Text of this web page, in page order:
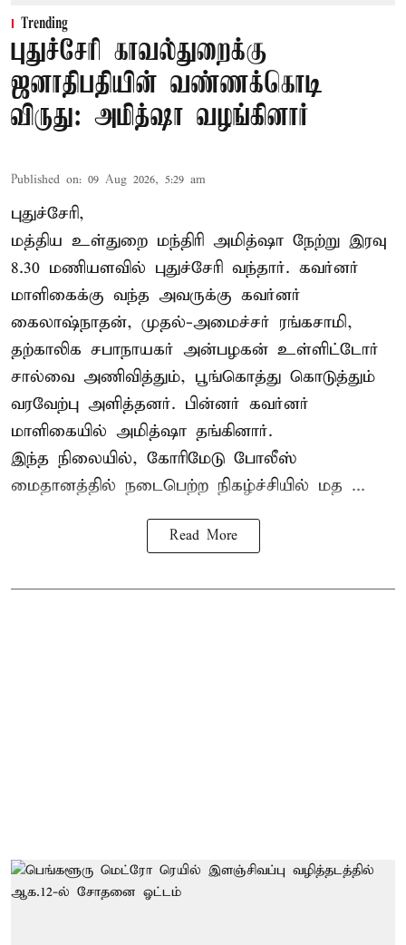
Trending
புதுச்சேரி காவல்துறைக்கு
ஜனாதிபதியின் வண்ணக்கொடி
விருது: அமித்ஷா வழங்கினார்
Published on: 09 Aug 2026, 5:29 am
புதுச்சேரி,
மத்திய உள்துறை மந்திரி அமித்ஷா நேற்று இரவு
8.30 மணியளவில் புதுச்சேரி வந்தார். கவர்னர்
மாளிகைக்கு வந்த அவருக்கு கவர்னர்
கைலாஷ்நாதன், முதல்-அமைச்சர் ரங்கசாமி,
தற்காலிக சபாநாயகர் அன்பழகன் உள்ளிட்டோர்
சால்வை அணிவித்தும், பூங்கொத்து கொடுத்தும்
வரவேற்பு அளித்தனர். பின்னர் கவர்னர்
மாளிகையில் அமித்ஷா தங்கினார்.
இந்த நிலையில், கோரிமேடு போலீஸ்
மைதானத்தில் நடைபெற்ற நிகழ்ச்சியில் மத ...
Read More